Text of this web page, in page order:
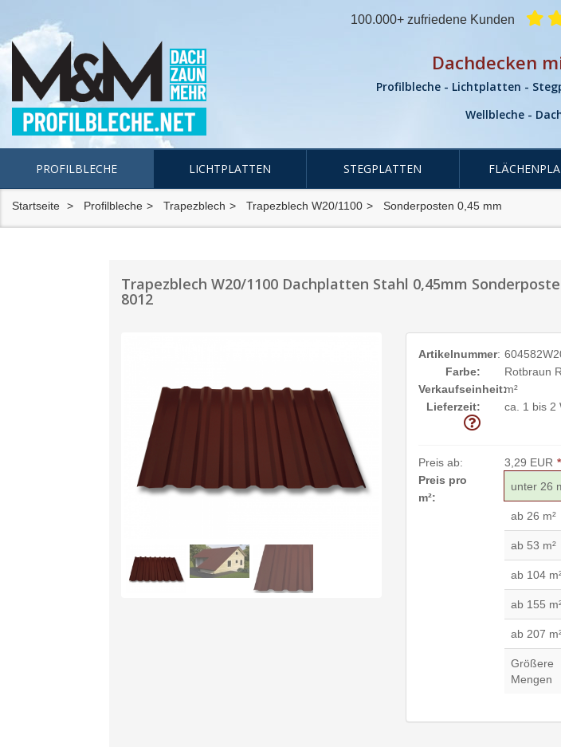
100.000+ zufriedene Kunden
Dachdecken
Profilbleche - Lichtplatten -
Wellbleche -
PROFILBLECHE LICHTPLATTEN STEGPLATTEN
Startseite Profilbleche Trapezblech Trapezblech W20/1100 Sonderposten 0,45 mm
Trapezblech W20/1100 Dachplatten Stahl 0,45mm
8012
Artikelnummer:
Farbe:
Rotbraun
Verkaufseinheit:m²
Lieferzeit:
ca. 1 bis 2
Preis ab: 3,29 EUR *
Preis pro
m²:
unter 26
ab 26 m²
ab 53 m²
ab 104
ab 155
ab 207
Größere
Mengen